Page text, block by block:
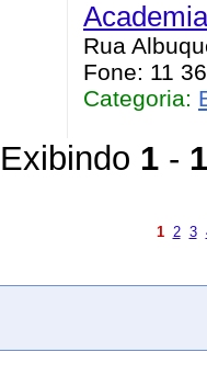
Rua
Fone: 11
Categoria:
Exibindo 1 -
1 2 3